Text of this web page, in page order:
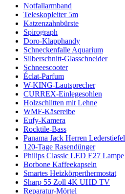
Notfallarmband
Teleskopleiter 5m
Katzenzahnbürste
Spirograph
Doro-Klapphandy
Schneckenfalle Aquarium
Silberschnitt-Glasschneider
Schneescooter
Éclat-Parfum
W-KING-Lautsprecher
CURREX-Einlegesohlen
Holzschlitten mit Lehne
WMF-Käsereibe
Eufy-Kamera
Rocktile-Bass
Panama Jack Herren Lederstiefel
120-Tage Rasendünger
Philips Classic LED E27 Lampe
Borbone Kaffeekapseln
Smartes Heizkörperthermostat
Sharp 55 Zoll 4K UHD TV
Reparatur-Mörtel